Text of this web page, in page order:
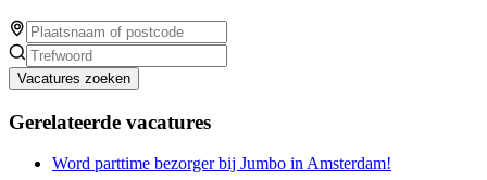
Vacatures zoeken
Gerelateerde vacatures
Word parttime bezorger bij Jumbo in Amsterdam!